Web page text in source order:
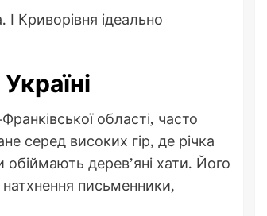
Криворівня ідеально
області, часто
серед високих гір, де річка
дерев’яні хати. Його
письменники,